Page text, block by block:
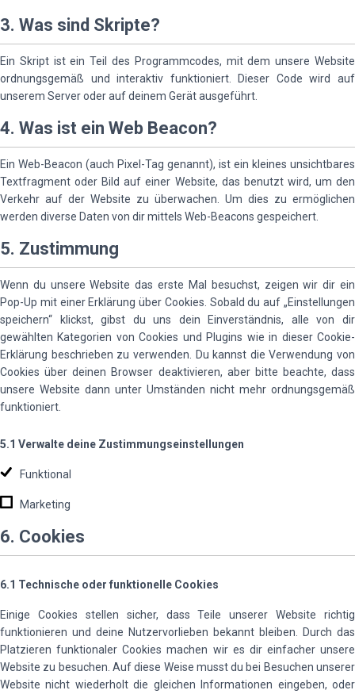
3. Was sind Skripte?
Ein Skript ist ein Teil des Programmcodes, mit dem unsere Website
ordnungsgemäß und interaktiv funktioniert. Dieser Code wird auf
unserem Server oder auf deinem Gerät ausgeführt.
4. Was ist ein Web Beacon?
Ein Web-Beacon (auch Pixel-Tag genannt), ist ein kleines unsichtbares
Textfragment oder Bild auf einer Website, das benutzt wird, um den
Verkehr auf der Website zu überwachen. Um dies zu ermöglichen
werden diverse Daten von dir mittels Web-Beacons gespeichert.
5. Zustimmung
Wenn du unsere Website das erste Mal besuchst, zeigen wir dir ein
Pop-Up mit einer Erklärung über Cookies. Sobald du auf „Einstellungen
speichern“ klickst, gibst du uns dein Einverständnis, alle von dir
gewählten Kategorien von Cookies und Plugins wie in dieser Cookie-
Erklärung beschrieben zu verwenden. Du kannst die Verwendung von
Cookies über deinen Browser deaktivieren, aber bitte beachte, dass
unsere Website dann unter Umständen nicht mehr ordnungsgemäß
funktioniert.
5.1 Verwalte deine Zustimmungseinstellungen
Funktional
Marketing
6. Cookies
6.1 Technische oder funktionelle Cookies
Einige Cookies stellen sicher, dass Teile unserer Website richtig
funktionieren und deine Nutzervorlieben bekannt bleiben. Durch das
Platzieren funktionaler Cookies machen wir es dir einfacher unsere
Website zu besuchen. Auf diese Weise musst du bei Besuchen unserer
Website nicht wiederholt die gleichen Informationen eingeben, oder